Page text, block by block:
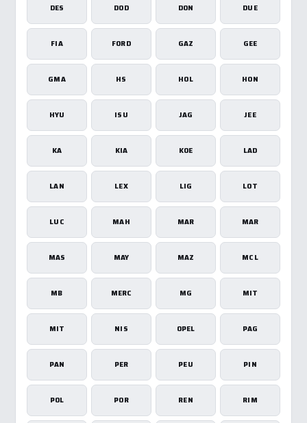
DES DOD DON DUE
FIA FORD GAZ GEE
GMA HS HOL HON
HYU ISU JAG JEE
KA KIA KOE LAD
LAN LEX LIG LOT
LUC MAH MAR MAR
MAS MAY MAZ MCL
MB MERC MG MIT
MIT NIS OPEL PAG
PAN PER PEU PIN
POL POR REN RIM